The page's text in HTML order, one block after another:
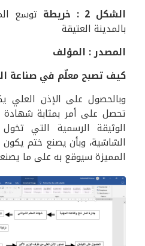
الشكل 2 : خريطة
توسع
بالمدينة العتيقة
المصدر : المؤلف
كيف تصبح معلّم في صناعة
وبالحصول على الإذن العلي
تحصل على أمر بمثابة
الوثيقة الرسمية التي
الشاشية، وبأن يصنع ختم
المميزة سيوقع به على ما